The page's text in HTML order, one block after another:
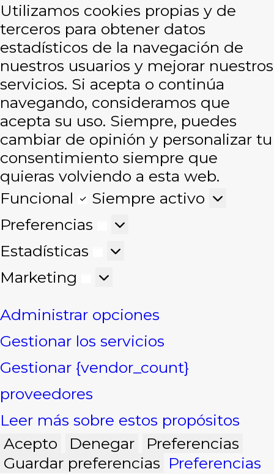
Utilizamos cookies propias y de
terceros para obtener datos
estadísticos de la navegación de
nuestros usuarios y mejorar nuestros
servicios. Si acepta o continúa
navegando, consideramos que
acepta su uso. Siempre, puedes
cambiar de opinión y personalizar tu
consentimiento siempre que
quieras volviendo a esta web.
Funcional
Funcional
Siempre activo
Preferencias
Preferencias
Estadísticas
Estadísticas
Marketing
Marketing
Administrar opciones
Gestionar los servicios
Gestionar {vendor_count}
proveedores
Leer más sobre estos propósitos
Acepto
Denegar
Preferencias
Guardar preferencias Preferencias